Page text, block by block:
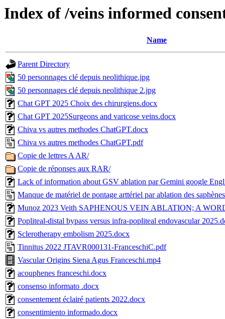
Index of /veins informed
Name
Parent Directory
50 personnages clé depuis neolithique.jpg
50 personnages clé depuis neolithique 2.jpg
Chat GPT 2025 Choix des chirurgiens.docx
Chat GPT 2025Surgeons and varicose veins.docx
Chiva vs autres methodes ChatGPT.docx
Chiva vs autres methodes ChatGPT.pdf
Copie de lettres A AR/
Copie de réponses aux RAR/
Lack of information about GSV ablation par Gemini google
Manque de matériel de pontage arttériel par ablation des
Munoz 2023 Veith SAPHENOUS VEIN ABLATION; A
Popliteal-distal bypass versus infra-popliteal endovascular
Sclerotherapy embolism 2025.docx
Tinnitus 2022 JTAVR000131-FranceschiC.pdf
Vascular Origins Siena Agus Franceschi.mp4
acouphenes franceschi.docx
consenso informato .docx
consentement éclairé patients 2022.docx
consentimiento informado.docx